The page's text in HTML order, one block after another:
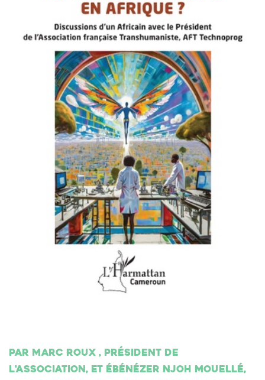
Par Marc Roux , président de
l'association, et Ébénézer Njoh Mouellé,